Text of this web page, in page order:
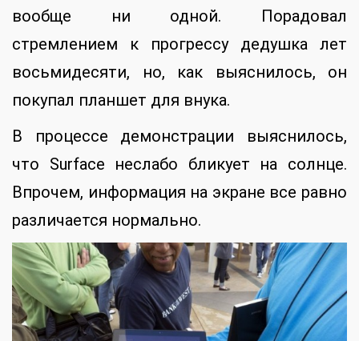
вообще ни одной. Порадовал
стремлением к прогрессу дедушка лет
восьмидесяти, но, как выяснилось, он
покупал планшет для внука.
В процессе демонстрации выяснилось,
что Surface неслабо бликует на солнце.
Впрочем, информация на экране все равно
различается нормально.